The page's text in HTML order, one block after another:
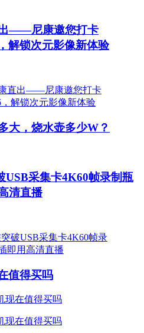
——尼康邀您打卡
解锁次元影像新体验
大，烧水壶多少W？
USB采集卡4K60帧录制瓶
清直播
值得买吗